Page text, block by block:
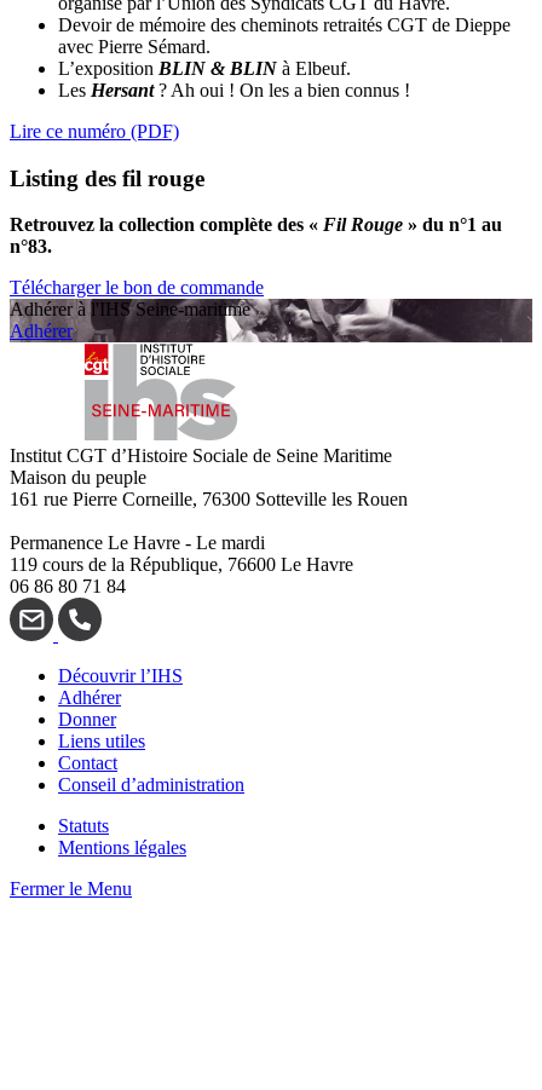
Devoir de mémoire des cheminots retraités CGT de Dieppe
avec Pierre Sémard.
L’exposition BLIN & BLIN à Elbeuf.
Les Hersant? Ah oui ! On les a bien connus !
Lire ce numéro (PDF)
Listing des fil rouge
Retrouvez la collection complète des « Fil Rouge » du n°1 au
n°83.
Télécharger le bon de commande
Adhérer à l'IHS Seine-maritime
Adhérer
Institut CGT d’Histoire Sociale de Seine Maritime
Maison du peuple
161 rue Pierre Corneille, 76300 Sotteville les Rouen
Permanence Le Havre - Le mardi
119 cours de la République, 76600 Le Havre
06 86 80 71 84
Découvrir l’IHS
Adhérer
Donner
Liens utiles
Contact
Conseil d’administration
Statuts
Mentions légales
Fermer le Menu